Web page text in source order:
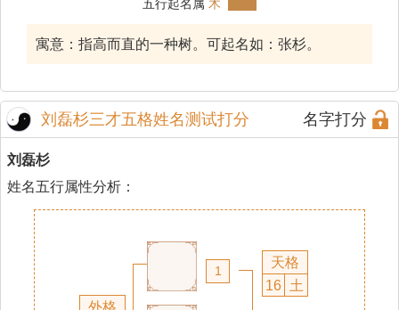
五行起名属 木
寓意：指高而直的一种树。可起名如：张杉。
刘磊杉三才五格姓名测试打分 名字打分
刘磊杉
姓名五行属性分析：
外格
1
天格
16 土